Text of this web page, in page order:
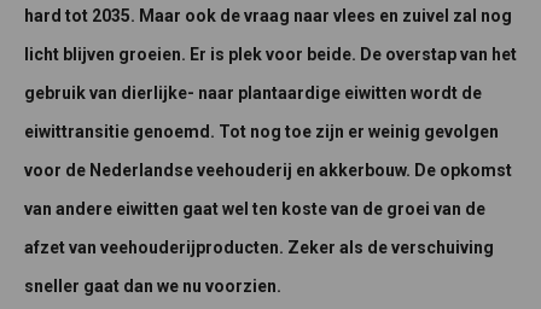
hard tot 2035. Maar ook de vraag naar vlees en zuivel zal nog
licht blijven groeien. Er is plek voor beide. De overstap van het
gebruik van dierlijke- naar plantaardige eiwitten wordt de
eiwittransitie genoemd. Tot nog toe zijn er weinig gevolgen
voor de Nederlandse veehouderij en akkerbouw. De opkomst
van andere eiwitten gaat wel ten koste van de groei van de
afzet van veehouderijproducten. Zeker als de verschuiving
sneller gaat dan we nu voorzien.